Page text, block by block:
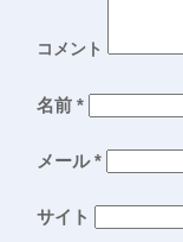
コメント
名前 *
メール*
サイト